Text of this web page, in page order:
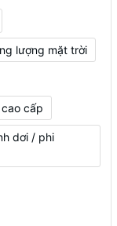
lượng mặt trời
cấp
dơi / phi